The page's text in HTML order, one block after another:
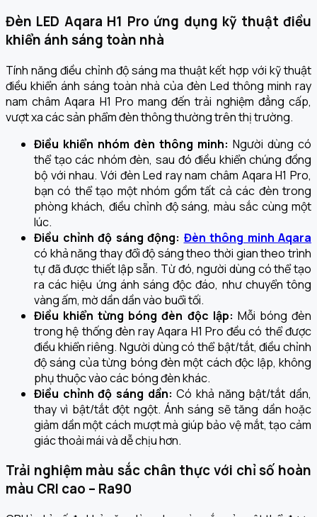
Đèn LED Aqara H1 Pro ứng dụng kỹ thuật điều
khiển ánh sáng toàn nhà
Tính năng điều chỉnh độ sáng ma thuật kết hợp với kỹ thuật
điều khiển ánh sáng toàn nhà của đèn Led thông minh ray
nam châm Aqara H1 Pro mang đến trải nghiệm đẳng cấp,
vượt xa các sản phẩm đèn thông thường trên thị trường.
Điều khiển nhóm đèn thông minh: Người dùng có
thể tạo các nhóm đèn, sau đó điều khiển chúng đồng
bộ với nhau. Với đèn Led ray nam châm Aqara H1 Pro,
bạn có thể tạo một nhóm gồm tất cả các đèn trong
phòng khách, điều chỉnh độ sáng, màu sắc cùng một
lúc.
Điều chỉnh độ sáng động: Đèn thông minh Aqara
có khả năng thay đổi độ sáng theo thời gian theo trình
tự đã được thiết lập sẵn. Từ đó, người dùng có thể tạo
ra các hiệu ứng ánh sáng độc đáo, như chuyển tông
vàng ấm, mờ dần dần vào buổi tối.
Điều khiển từng bóng đèn độc lập: Mỗi bóng đèn
trong hệ thống đèn ray Aqara H1 Pro đều có thể được
điều khiển riêng. Người dùng có thể bật/tắt, điều chỉnh
độ sáng của từng bóng đèn một cách độc lập, không
phụ thuộc vào các bóng đèn khác.
Điều chỉnh độ sáng dần:Có khả năng bật/tắt dần,
thay vì bật/tắt đột ngột. Ánh sáng sẽ tăng dần hoặc
giảm dần một cách mượt mà giúp bảo vệ mắt, tạo cảm
giác thoải mái và dễ chịu hơn.
Trải nghiệm màu sắc chân thực với chỉ số hoàn
màu CRI cao – Ra90